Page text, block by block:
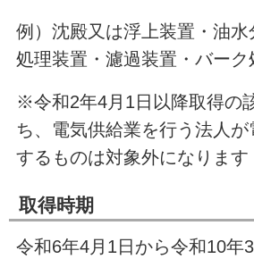
例）沈殿又は浮上装置・油
処理装置・濾過装置・バー
※令和2年4月1日以降取得の
ち、電気供給業を行う法人
するものは対象外になります
取得時期
令和6年4月 1日から令和10年3